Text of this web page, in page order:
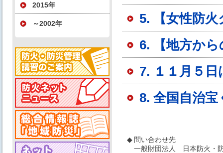
2015年
～2002年
5. 【女性防
6. 【地方か
7. １１月５
8. 全国自治
◆ 問い合わせ先
一般財団法人
日本防火・